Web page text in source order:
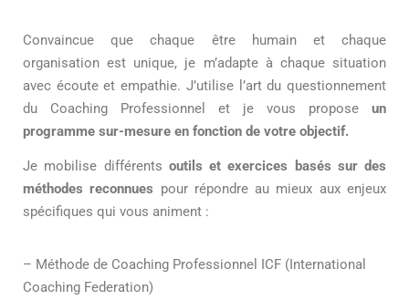
Convaincue que chaque être humain et chaque
organisation est unique, je m’adapte à chaque situation
avec écoute et empathie. J’utilise l’art du questionnement
du Coaching Professionnel et je vous propose un
programme sur-mesure en fonction de votre objectif.
Je mobilise différents outils et exercices basés sur des
méthodes reconnues pour répondre au mieux aux enjeux
spécifiques qui vous animent :
– Méthode de Coaching Professionnel ICF (International
Coaching Federation)